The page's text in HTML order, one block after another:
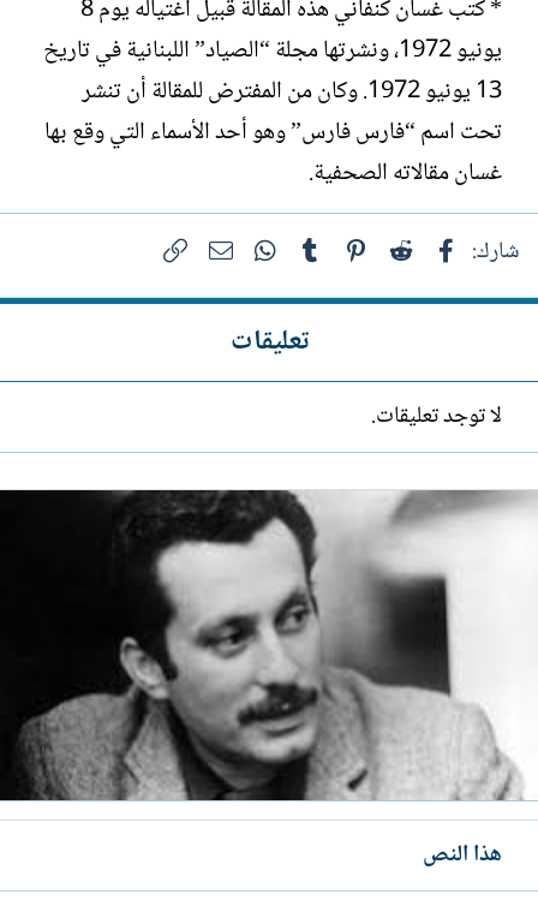
* كتب غسان كنفاني هذه المقالة قبيل اغتياله يوم 8
يونيو 1972، ونشرتها مجلة “الصياد” اللبنانية في تاريخ
13 يونيو 1972. وكان من المفترض للمقالة أن تنشر
تحت اسم “فارس فارس” وهو أحد الأسماء التي وقع بها
غسان مقالاته الصحفية.
شارك: فيسبوك Reddit
Pinterest
Tumblr
WhatsAppالبريد الإلكتروني
تعليقات
لا توجد تعليقات.
هذا النص